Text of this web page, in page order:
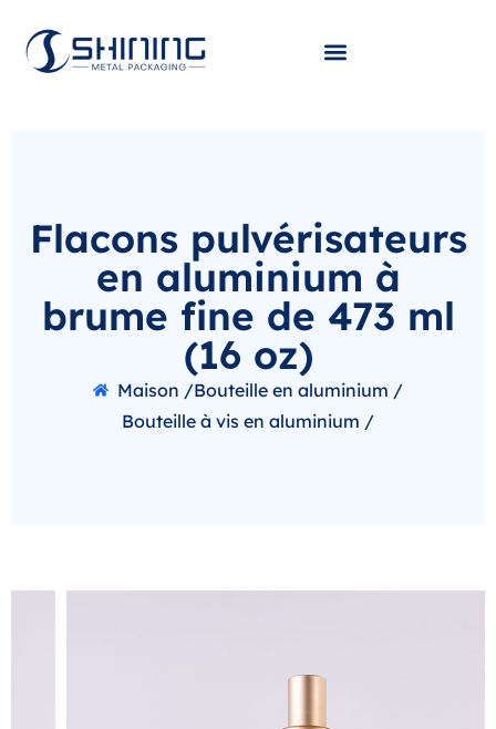
Flacons pulvérisateurs
en aluminium à
brume fine de 473 ml
(16 oz)
Maison /Bouteille en aluminium /
Bouteille à vis en aluminium /